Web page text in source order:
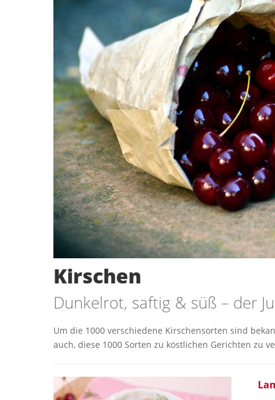
Kirschen
Dunkelrot, saftig & süß – der
Um die 1000 verschiedene Kirschensorten sind
auch, diese 1000 Sorten zu köstlichen Gerichten zu